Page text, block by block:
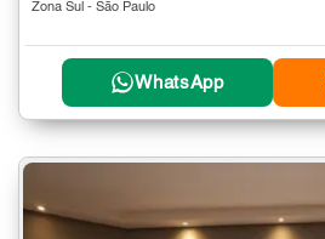
Zona Sul - São Paulo
WhatsApp